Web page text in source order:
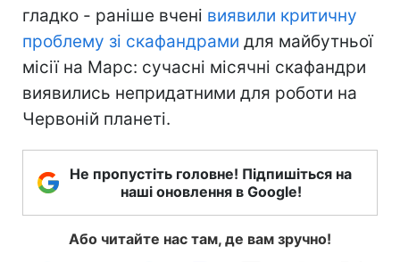
гладко - раніше вчені виявили критичну
проблему зі скафандрами для майбутньої
місії на Марс: сучасні місячні скафандри
виявились непридатними для роботи на
Червоній планеті.
Не пропустіть головне! Підпишіться на
наші оновлення в Google!
Або читайте нас там, де вам зручно!